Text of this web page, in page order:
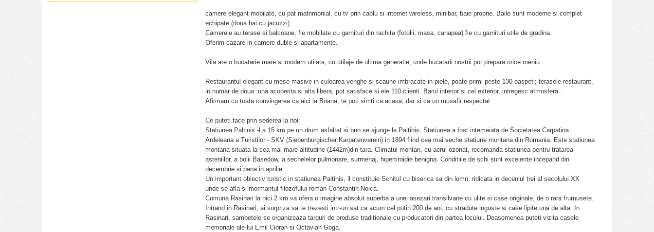
camere elegant mobilate, cu pat matrimonial, cu tv prin cablu si internet wireless, minibar, baie proprie. Baile sunt moderne si complet
echipate (doua bai cu jacuzzi).
Camerele au terase si balcoane, fie mobilate cu garnituri din rachita (fotolii, masa, canapea) fie cu garnituri utile de gradina.
Oferim cazare in camere duble si apartamente.
Vila are o bucatarie mare si modern utilata, cu utilaje de ultima generatie, unde bucatarii nostrii pot prepara orice meniu.
Restaurantul elegant cu mese masive in culoarea venghe si scaune imbracate in piele, poate primi peste 130 oaspeti; terasele restaurant,
in numar de doua :una acoperita si alta libera, pot satisface si ele 110 clienti. Barul interior si cel exterior, intregesc atmosfera .
Afirmam cu toata convingerea ca aici la Briana, te poti simti ca acasa, dar si ca un musafir respectat
Ce puteti face prin sederea la noi:
Statiunea Paltinis -La 15 km pe un drum asfaltat si bun se ajunge la Paltinis. Statiunea a fost intemeiata de Societatea Carpatina
Ardeleana a Turistilor - SKV (Siebenbürgischer Karpatenverein) in 1894 fiind cea mai veche statiune montana din Romania. Este statiunea
montana situata la cea mai mare altitudine (1442m)din tara. Climatul montan, cu aerul ozonat, recomanda statiunea pentru tratarea
asteniilor, a bolii Basedow, a sechelelor pulmonare, surmenaj, hipertiroidie benigna. Conditiile de schi sunt excelente incepand din
decembrie si pana in aprilie.
Un important obiectiv turistic in statiunea Paltinis, il constituie Schitul cu biserica sa din lemn, ridicata in deceniul trei al secolului XX
unde se afla si mormantul filozofului roman Constantin Noica.
Comuna Rasinari la nici 2 km va ofera o imagine absolut superba a unei asezari transilvane cu ulite si case originale, de o rara frumusete.
Intrand in Rasinari, ai surpriza sa te trezesti intr-un sat ca acum cel putin 200 de ani, cu stradute inguste si case lipite una de alta. In
Rasinari, sambetele se organizeaza targuri de produse traditionale cu producatori din partea locului. Deasemenea puteti vizita casele
memoriale ale lui Emil Cioran si Octavian Goga.